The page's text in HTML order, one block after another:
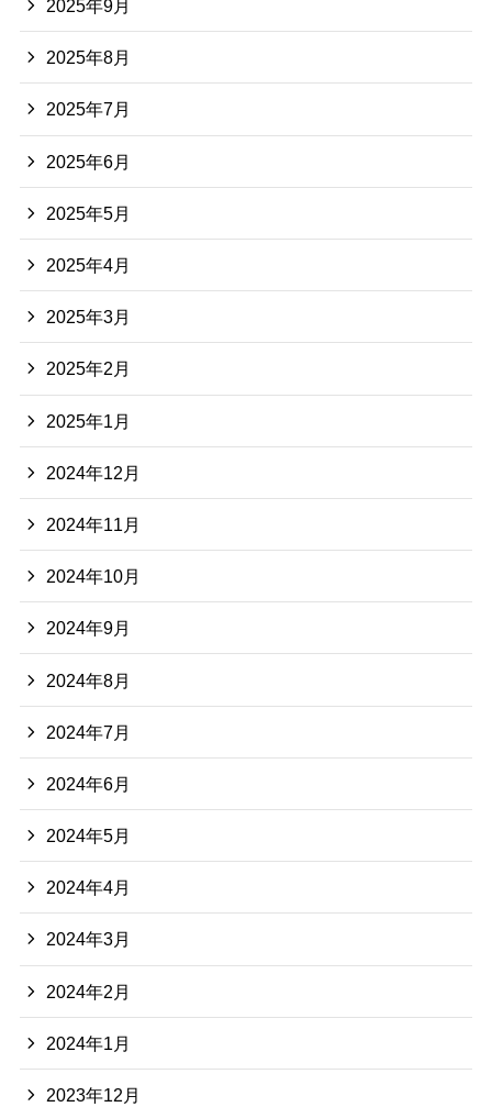
2025年9月
2025年8月
2025年7月
2025年6月
2025年5月
2025年4月
2025年3月
2025年2月
2025年1月
2024年12月
2024年11月
2024年10月
2024年9月
2024年8月
2024年7月
2024年6月
2024年5月
2024年4月
2024年3月
2024年2月
2024年1月
2023年12月